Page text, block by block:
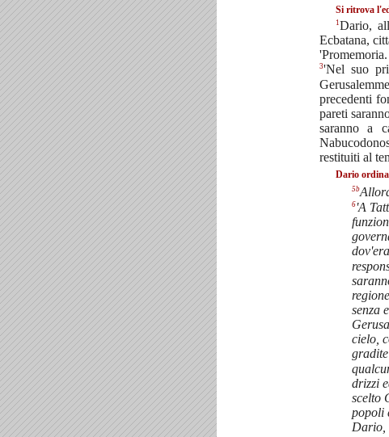
Si ritrova
1Dario,
Ecbatana,
'Promemoria.
3'Nel suo
precedenti
pareti
saranno a
restituiti al
Dario
5b
6 'A
senza
cielo,
drizzi
scelto
popoli
Dario,